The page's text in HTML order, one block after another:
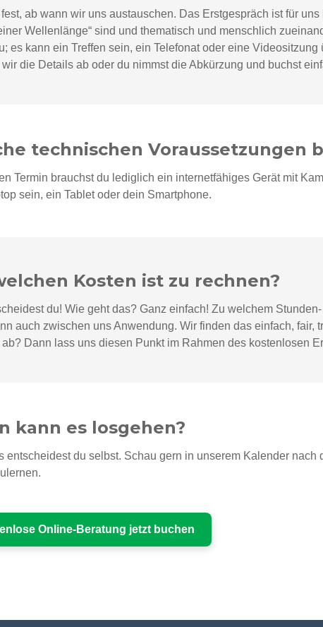
ab wann wir uns austauschen. Das Erstgespräch ist für
Wellenlänge“ sind und thematisch und menschlich
es kann ein Treffen sein, ein Telefonat oder eine
die Details ab oder du nimmst die Abkürzung und buchst
technischen Voraussetzungen
Termin brauchst du lediglich ein internetfähiges Gerät mit
sein, ein Tablet oder dein Smartphone.
Kosten ist zu rechnen?
du! Wie geht das? Ganz einfach! Zu welchem
auch zwischen uns Anwendung. Wir finden das einfach,
ab? Dann lass uns diesen Punkt im Rahmen des kostenlosen
kann es losgehen?
entscheidest du selbst. Schau gern in unserem Kalender
Online-Beratung jetzt buchen